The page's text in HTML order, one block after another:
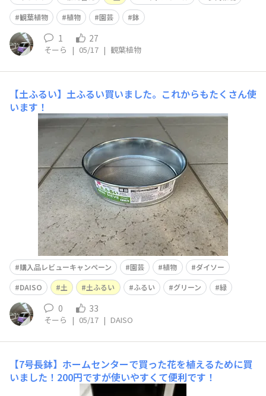
観葉植物
植物 園芸 鉢
1 27
そーら | 05/17 | 観葉植物
​​【土ふるい】​土ふるい買いました。これからもたくさん使
います！
購入品レビューキャンペーン 園芸 植物
ダイソー
DAISO
土 土ふるい ふるい グリーン 緑
0 33
そーら | 05/17 | DAISO
​​【7号長鉢】​ホームセンターで買った花を植えるために買
いました！200円ですが使いやすくて便利です！